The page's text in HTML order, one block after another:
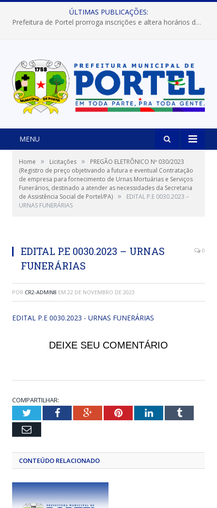
ÚLTIMAS PUBLICAÇÕES:
Prefeitura de Portel prorroga inscrições e altera horários dos concursos “Musa” e “Miss Mix Verão 2026”
MENU
Home » Licitações »
PREGÃO ELETRÔNICO Nº 030/2023
(Registro de preço objetivando a futura e eventual Contratação
de empresa para fornecimento de Urnas Mortuárias e Serviços
Funerários, destinado a atender as necessidades da Secretaria
de Assistência Social de Portel/PA) »
EDITAL P.E 0030.2023 –
URNAS FUNERÁRIAS
EDITAL P.E 0030.2023 – URNAS
FUNERÁRIAS
0
POR CR2-ADMIN8 EM 22 DE NOVEMBRO DE 2023
EDITAL P.E 0030.2023 - URNAS FUNERÁRIAS
DEIXE SEU COMENTÁRIO
COMPARTILHAR:
TwitterFacebookGoogle+PinterestLinkedInTumblr
Email
CONTEÚDO RELACIONADO